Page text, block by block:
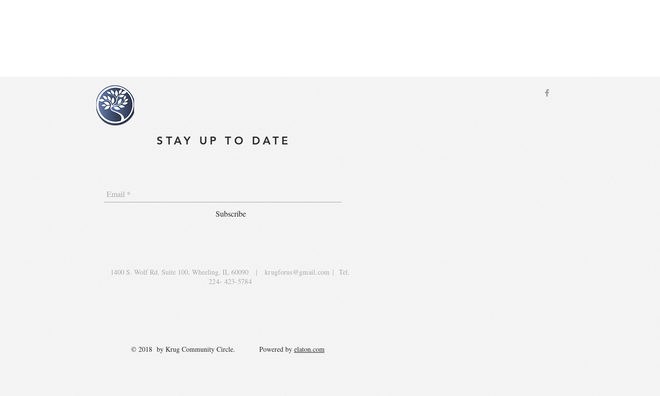
STAY UP TO DATE
Subscribe
1400 S. Wolf Rd. Suite 100, Wheeling, IL 60090 |krugforus@gmail.com | Tel.
224- 423-5784
© 2018 by Krug Community Circle. Powered by elaton.com